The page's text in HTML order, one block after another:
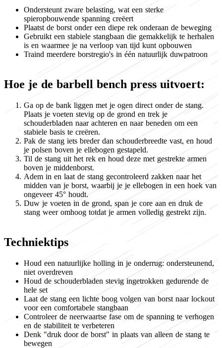
Ondersteunt zware belasting, wat een sterke
spieropbouwende spanning creëert
Plaatst de borst onder een diepe rek onderaan de beweging
Gebruikt een stabiele stangbaan die gemakkelijk te herhalen
is en waarmee je na verloop van tijd kunt opbouwen
Traind meerdere borstregio's in één natuurlijk duwpatroon
Hoe je de barbell bench press uitvoert:
Ga op de bank liggen met je ogen direct onder de stang.
Plaats je voeten stevig op de grond en trek je
schouderbladen naar achteren en naar beneden om een
stabiele basis te creëren.
Pak de stang iets breder dan schouderbreedte vast, en houd
je polsen boven je ellebogen gestapeld.
Til de stang uit het rek en houd deze met gestrekte armen
boven je middenborst.
Adem in en laat de stang gecontroleerd zakken naar het
midden van je borst, waarbij je je ellebogen in een hoek van
ongeveer 45° houdt.
Duw je voeten in de grond, span je core aan en druk de
stang weer omhoog totdat je armen volledig gestrekt zijn.
Techniektips
Houd een natuurlijke holling in je onderrug: ondersteunend,
niet overdreven
Houd de schouderbladen stevig ingetrokken gedurende de
hele set
Laat de stang een lichte boog volgen van borst naar lockout
voor een comfortabele stangbaan
Controleer de neerwaartse fase om de spanning te verhogen
en de stabiliteit te verbeteren
Denk "druk door de borst" in plaats van alleen de stang te
bewegen